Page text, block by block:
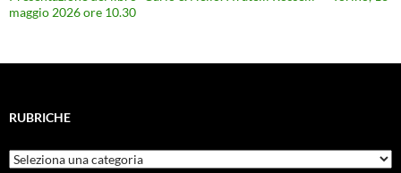
maggio 2026 ore 10.30
RUBRICHE
Rubriche